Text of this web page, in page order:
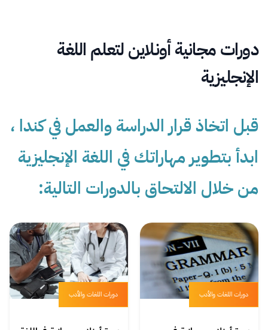
دورات مجانية أونلاين لتعلم اللغة
الإنجليزية
قبل اتخاذ قرار الدراسة والعمل في كندا ،
ابدأ بتطوير مهاراتك في اللغة الإنجليزية
من خلال الالتحاق بالدورات التالية:
دورات اللغات والأدب دورات اللغات والأدب